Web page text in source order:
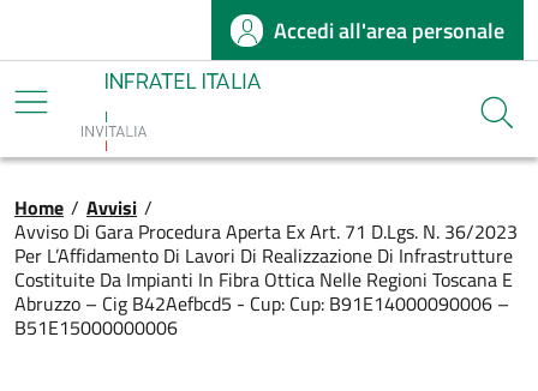
Salta al contenuto principaleAccedi all'area personale
Infratel
Briciole di pane
Home / Avvisi /
Avviso Di Gara Procedura Aperta Ex Art. 71 D.Lgs. N. 36/2023
Per L’Affidamento Di Lavori Di Realizzazione Di Infrastrutture
Costituite Da Impianti In Fibra Ottica Nelle Regioni Toscana E
Abruzzo – Cig B42Aefbcd5 - Cup: Cup: B91E14000090006 –
B51E15000000006